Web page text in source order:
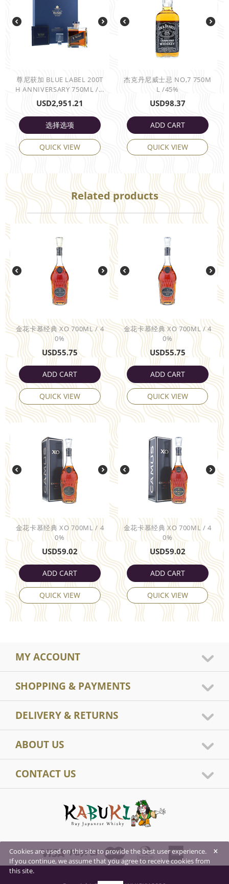
尊尼获加 BLUE LABEL 200T
H ANNIVERSARY 750ML /...
USD2,951.21
选择选项
QUICK VIEW
杰克丹尼威士忌 NO,7 750M
L /45%
USD98.37
ADD CART
QUICK VIEW
Related products
金花卡慕经典 XO 700ML / 4
0%
USD55.75
ADD CART
QUICK VIEW
金花卡慕经典 XO 700ML / 4
0%
USD55.75
ADD CART
QUICK VIEW
金花卡慕经典 XO 700ML / 4
0%
USD59.02
ADD CART
QUICK VIEW
金花卡慕经典 XO 700ML / 4
0%
USD59.02
ADD CART
QUICK VIEW
MY ACCOUNT
SHOPPING & PAYMENTS
DELIVERY & RETURNS
ABOUT US
CONTACT US
×
Cookies are used on this site to provide the best user experience.
If you continue, we assume that you agree to receive cookies from
this site.